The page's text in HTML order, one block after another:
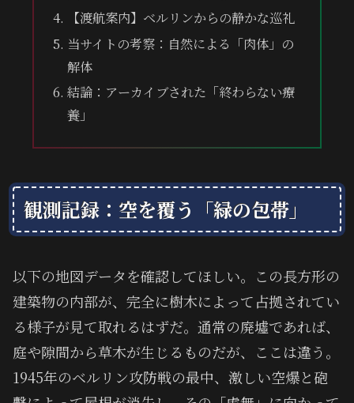
【渡航案内】ベルリンからの静かな巡礼
当サイトの考察：自然による「肉体」の
解体
結論：アーカイブされた「終わらない療
養」
観測記録：空を覆う「緑の包帯」
以下の地図データを確認してほしい。この長方形の
建築物の内部が、完全に樹木によって占拠されてい
る様子が見て取れるはずだ。通常の廃墟であれば、
庭や隙間から草木が生じるものだが、ここは違う。
1945年のベルリン攻防戦の最中、激しい空爆と砲